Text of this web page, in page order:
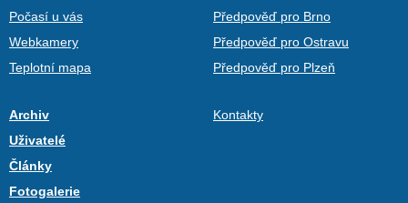
Počasí u vás
Webkamery
Teplotní mapa
Předpověď pro Brno
Předpověď pro Ostravu
Předpověď pro Plzeň
Archiv
Uživatelé
Články
Fotogalerie
Kontakty